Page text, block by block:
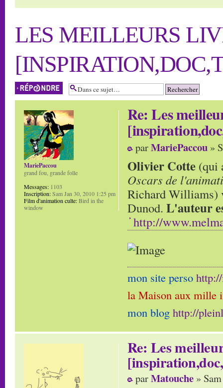
LES MEILLEURS
Répondre
Re: Les
parMariePaccou »
Olivier Cotte (qui
Oscars de
Richard Williams)
Dunod. L'auteur
http://
mon site perso
la Maison aux mille
mon blog http://
MariePaccou
grand fou, grande folle
Messages: 1103
Inscription:Sam Jan 30, 2010 1:25 pm
Film d'animation culte:Bird in the
window
Re: Les
parMatouche »